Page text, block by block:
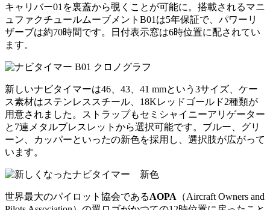
キャリバー01を裏蓋から覗くことが可能に。搭載されるマニ
ュファクチュールムーブメントB01は5年保証で、パワーリ
ザーブは約70時間です。日付表示窓は6時位置に配されてい
ます。
新しいナビタイマーは46、43、41 mmという3サイズ、ケー
ス素材はステンレススチール、18Kレッドゴールド2種類が
用意されました。ストラップもセミシャイニーアリゲーター
と7連メタルブレスレットから選択可能です。ブルー、グリ
ーン、カッパーといったの新色を採用し、選択肢が広がって
います。
世界最大のパイロット協会であるAOPA （Aircraft Owners and